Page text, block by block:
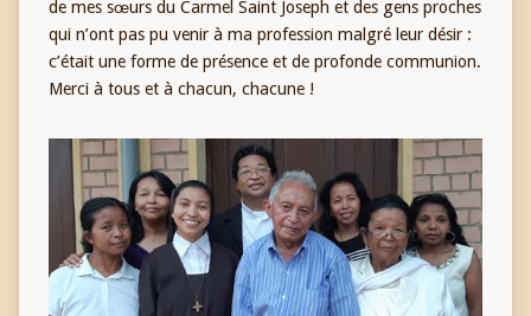
de mes sœurs du Carmel Saint Joseph et des gens proches
qui n’ont pas pu venir à ma profession malgré leur désir :
c’était une forme de présence et de profonde communion.
Merci à tous et à chacun, chacune !